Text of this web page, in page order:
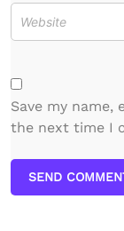
Save my
the next time I
SEND